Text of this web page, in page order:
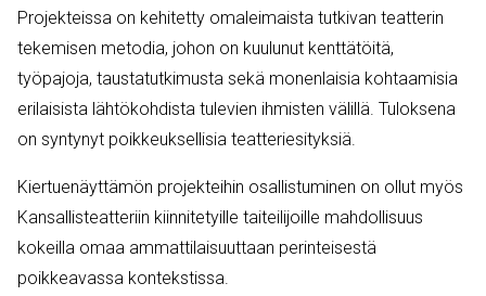
Projekteissa on kehitetty omaleimaista tutkivan teatterin
tekemisen metodia, johon on kuulunut kenttätöitä,
työpajoja, taustatutkimusta sekä monenlaisia kohtaamisia
erilaisista lähtökohdista tulevien ihmisten välillä. Tuloksena
on syntynyt poikkeuksellisia teatteriesityksiä.
Kiertuenäyttämön projekteihin osallistuminen on ollut myös
Kansallisteatteriin kiinnitetyille taiteilijoille mahdollisuus
kokeilla omaa ammattilaisuuttaan perinteisestä
poikkeavassa kontekstissa.